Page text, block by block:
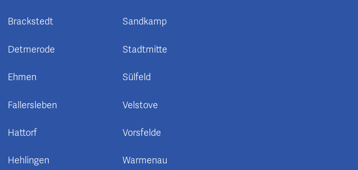
Brackstedt
Detmerode
Ehmen
Fallersleben
Hattorf
Hehlingen
Sandkamp
Stadtmitte
Sülfeld
Velstove
Vorsfelde
Warmenau